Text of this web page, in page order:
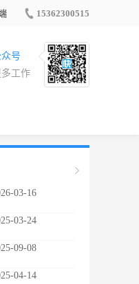
15362300515
号
工作
03-16
03-24
09-08
04-14